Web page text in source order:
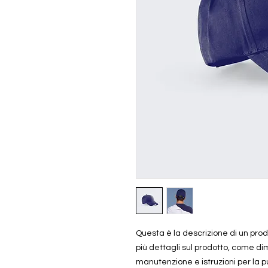
Questa è la descrizione di un
più dettagli sul prodotto, come
manutenzione e istruzioni per la